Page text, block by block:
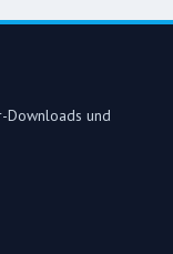
Downloads und